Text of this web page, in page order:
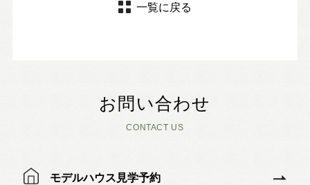
一覧に戻る
お問い合わせ
CONTACT US
モデルハウス見学予約